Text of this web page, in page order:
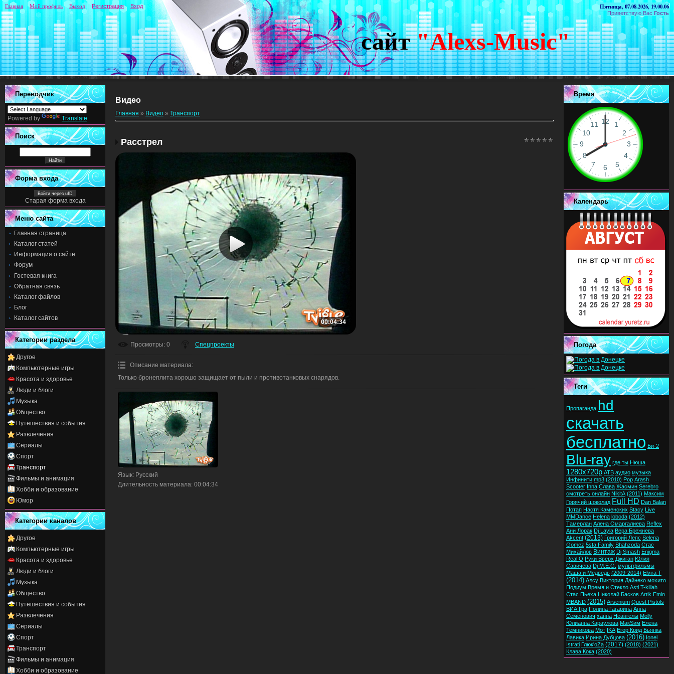
Пятница, 07.08.2026, 19.00.06
Приветствую Вас Гость
сайт "Alexs-Music"
Главная Мой профиль Выход Регистрация Вход
Переводчик
Powered by Translate
Поиск
Форма входа
Войти через uID
Старая форма входа
Меню сайта
Главная страница
Каталог статей
Информация о сайте
Форум
Гостевая книга
Обратная связь
Каталог файлов
Блог
Каталог сайтов
Категории раздела
Другое
Компьютерные игры
Красота и здоровье
Люди и блоги
Музыка
Общество
Путешествия и события
Развлечения
Сериалы
Спорт
Транспорт
Фильмы и анимация
Хобби и образование
Юмор
Категории каналов
Другое
Компьютерные игры
Красота и здоровье
Люди и блоги
Музыка
Общество
Путешествия и события
Развлечения
Сериалы
Спорт
Транспорт
Фильмы и анимация
Хобби и образование
Видео
Главная » Видео » Транспорт
Расстрел
00:04:34
Просмотры: 0 Спецпроекты
Описание материала:
Только бронеплита хорошо защищает от пыли и противотанковых снарядов.
Язык: Русский
Длительность материала: 00:04:34
Время
Календарь
Погода
Теги
Пропаганда hd
скачать
бесплатно Би-2
Blu-ray где ты Нюша
1280x720p ATB аудио музыка
Инфинити mp3 (2010) Pop Arash
Scooter Inna Слава Жасмин Serebro
смотреть онлайн NikitA (2011) Максим
Горячий шоколад Full HD Dan Balan
Потап Настя Каменских Stacy Live
MMDance Helena loboda (2012)
Тамерлан Алена Омаргалиева Reflex
Ани Лорак Dj Layla Вера Брежнева
Akcent (2013) Григорий Лепс Selena
Gomez 5sta Family Shahzoda Стас
Михайлов Винтаж Dj Smash Enigma
Real O Руки Вверх Джиган Юлия
Савичева Dj M.E.G. мультфильмы
Маша и Медведь (2009-2014) Elvira T
(2014) Алсу Виктория Дайнеко мохито
Подиум Время и Стекло Asti T-killah
Стас Пьеха Николай Басков Artik Emin
MBAND (2015) Arsenium Quest Pistols
ВИА Гра Полина Гагарина Анна
Семенович ханна Неангелы Molly
Юлианна Караулова МакSим Елена
Темникова Мот IKA Егор Крид Бьянка
Лавика Ирина Дубцова (2016) Ionel
Istrati Глюк'oZa (2017) (2018) (2021)
Клава Кока (2020)